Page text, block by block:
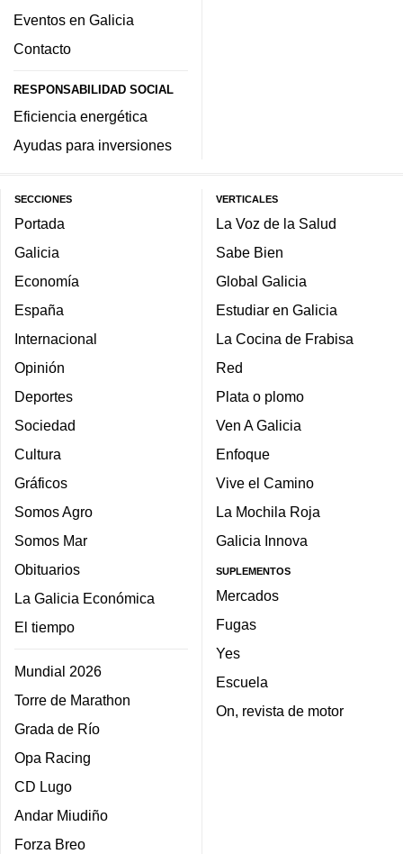
Eventos en Galicia
Contacto
RESPONSABILIDAD SOCIAL
Eficiencia energética
Ayudas para inversiones
SECCIONES
Portada
Galicia
Economía
España
Internacional
Opinión
Deportes
Sociedad
Cultura
Gráficos
Somos Agro
Somos Mar
Obituarios
La Galicia Económica
El tiempo
Mundial 2026
Torre de Marathon
Grada de Río
Opa Racing
CD Lugo
Andar Miudiño
Forza Breo
VERTICALES
La Voz de la Salud
Sabe Bien
Global Galicia
Estudiar en Galicia
La Cocina de Frabisa
Red
Plata o plomo
Ven A Galicia
Enfoque
Vive el Camino
La Mochila Roja
Galicia Innova
SUPLEMENTOS
Mercados
Fugas
Yes
Escuela
On, revista de motor